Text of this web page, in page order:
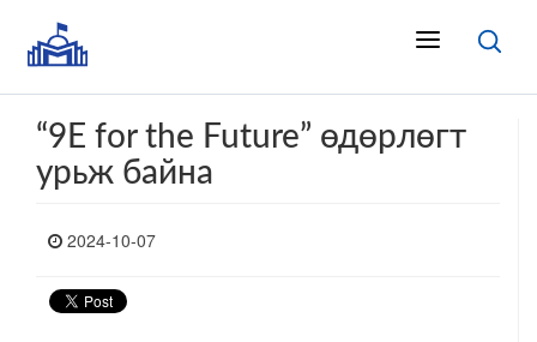
“9E for the Future” өдөрлөгт
урьж байна
2024-10-07